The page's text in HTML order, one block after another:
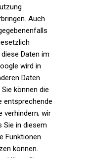
Auch
Daten im
wird in
Daten
können die
entsprechende
verhindern; wir
Sie in diesem
Funktionen
können.